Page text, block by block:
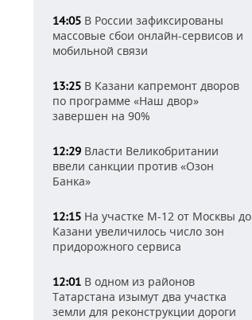
14:05 В России зафиксированы
массовые сбои онлайн-сервисов и
мобильной связи
13:25 В Казани капремонт дворов
по программе «Наш двор»
завершен на 90%
12:29 Власти Великобритании
ввели санкции против «Озон
Банка»
12:15 На участке М-12 от Москвы до
Казани увеличилось число зон
придорожного сервиса
12:01 В одном из районов
Татарстана изымут два участка
земли для реконструкции дороги